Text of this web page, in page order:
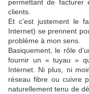
permettant de
clients.
Et c’est justement le
Internet) se prennent
problème à mon sens.
Basiquement, le rôle
fournir un « tuyau »
Internet. Ni plus, ni
réseau fibre ou cuivre
naturellement tenu de